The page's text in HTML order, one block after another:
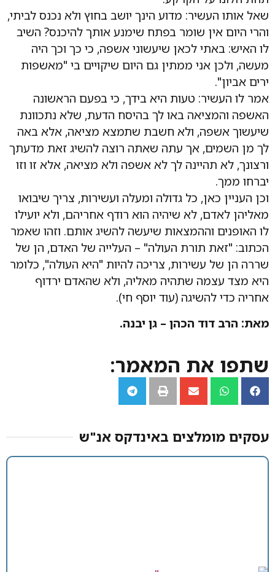
שאל אותו העשיר: מדוע הינך יושב בחוץ ולא נכנס לביתי,
והרי היום אין שומר בפתח שימנע אותך להיכנס? השיב
לו האיש: באתי לכאן שיעשוני אשפה, כי כך וכך היה
מעשה, ולכן אני ממתין גם היום שיקויים בי "מאשפות
ירים אביון".
אמר לו העשיר: טעות היא בידך, כי בפעם הראשונה
האשפה והמציאה באו לך בהיסח הדעת, שלא נתכוונת
שיעשוך אשפה, ולא חשבת שתמצא מציאה, אלא באה
לך מן השמים, אך עתה שאתה רוצה להשיג זאת מדעתך
ורצונך, לא תהיינה לך לא אשפה ולא מציאה, אלא זו וזו
יברחו ממך.
וכן העניין כאן, כל גדולה ומעלה ועשירות, צריך שיבואו
מאליהן לאדם, לא שיהיה הוא רודף אחריהם, ולא יועילו
לו האופנים וההמצאות שיעשה להשיג אותם. וזהו שאמר
הכתוב: "זאת תורת העולה" – העלייה של האדם, הן של
שררה הן של עשירות, צריכה להיות "היא העולה", כלומר
היא מצד עצמה שתהיה מאליה, ולא שהאדם ירדוף
אחריה כדי להשיגה (עוד יוסף חי).
מאת: הרב דוד הכהן – גן יבנה.
שתפו את המאמר:
עסקים מומלצים באינדקס אנ"ש​